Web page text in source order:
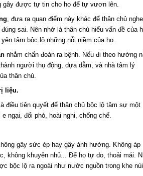
gây được tự tin cho họ để tự vươn lên.
, đưa ra quan điểm này khác để thân chủ nghe
sai. Nên nhớ là thân chủ hiểu vấn đề của
tâm bộc lộ những nỗi niềm của họ.
nhằm chẩn đoán ra bệnh. Nếu đi theo hướng
người thụ động, dựa dẫm, và nhà tâm lý
thân chủ.
liệu.
điều tiên quyết để thân chủ bộc lộ tâm sự một
ngại, đối phó, hoài nghi, chống chế.
gây sức ép hay gây ảnh hưởng. Không áp
không khuyên nhủ... Để họ tự do, thoải mái.
bộc lộ ra ngoài như nước nguồn trong khe núi